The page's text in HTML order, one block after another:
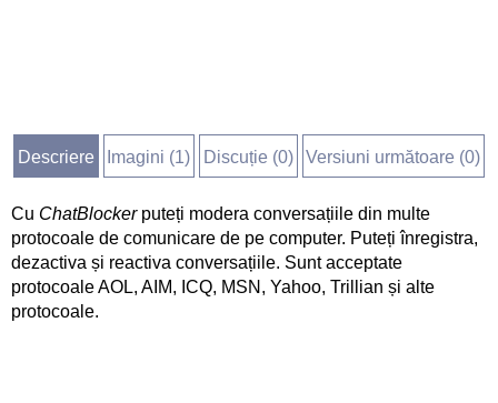
Descriere Imagini (1) Discuție (0) Versiuni următoare (0)
Cu ChatBlockerputeți modera conversațiile din multe
protocoale de comunicare de pe computer. Puteți înregistra,
dezactiva și reactiva conversațiile. Sunt acceptate
protocoale AOL, AIM, ICQ, MSN, Yahoo, Trillian și alte
protocoale.